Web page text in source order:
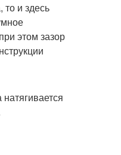
то и здесь
этом зазор